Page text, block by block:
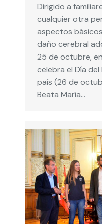
Dirigido a
cualquier otra
aspectos
daño cerebral
25 de octubre,
celebra el Día
país (26 de
Beata María…